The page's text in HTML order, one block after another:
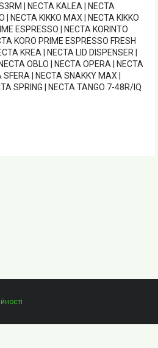
| NECTA KALEA | NECTA
NECTA KIKKO MAX | NECTA KIKKO
ESPRESSO | NECTA KORINTO
KORO PRIME ESPRESSO FRESH
KREA | NECTA LID DISPENSER |
OBLO | NECTA OPERA | NECTA
| NECTA SNAKKY MAX |
SPRING | NECTA TANGO 7-48R/IQ